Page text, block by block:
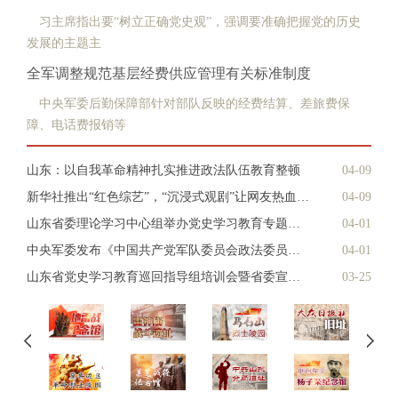
习主席指出要“树立正确党史观”，强调要准确把握党的历史
发展的主题主
全军调整规范基层经费供应管理有关标准制度
中央军委后勤保障部针对部队反映的经费结算、差旅费保
障、电话费报销等
山东：以自我革命精神扎实推进政法队伍教育整顿
04-09
04-09
04-01
04-01
03-25